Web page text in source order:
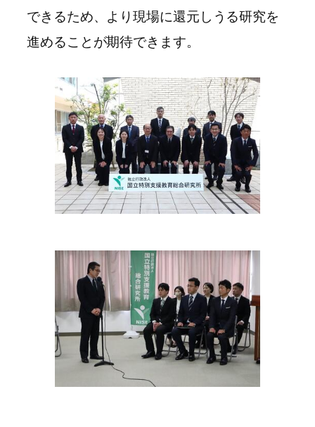
できるため、より現場に還元しうる研究を
進めることが期待できます。